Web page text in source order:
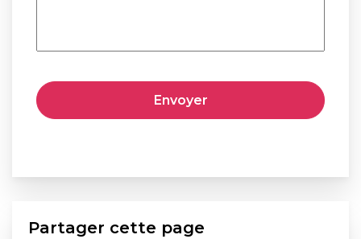
Partager cette page